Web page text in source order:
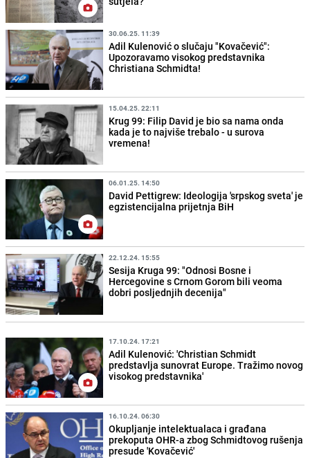
30.06.25. 11:39
Adil Kulenović o slučaju "Kovačević":
Upozoravamo visokog predstavnika
Christiana Schmidta!
15.04.25. 22:11
Krug 99: Filip David je bio sa nama onda
kada je to najviše trebalo - u surova
vremena!
06.01.25. 14:50
David Pettigrew: Ideologija 'srpskog sveta' je
egzistencijalna prijetnja BiH
22.12.24. 15:55
Sesija Kruga 99: "Odnosi Bosne i
Hercegovine s Crnom Gorom bili veoma
dobri posljednjih decenija"
17.10.24. 17:21
Adil Kulenović: 'Christian Schmidt
predstavlja sunovrat Europe. Tražimo novog
visokog predstavnika'
16.10.24. 06:30
Okupljanje intelektualaca i građana
prekoputa OHR-a zbog Schmidtovog rušenja
presude 'Kovačević'